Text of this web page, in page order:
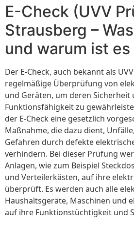
E-Check (UVV
Strausberg –
und warum ist
Der E-Check, auch bekannt als
regelmäßige Überprüfung von
und Geräten, um deren Sicherheit
Funktionsfähigkeit zu
der E-Check eine gesetzlich
Maßnahme, die dazu dient,
Gefahren durch defekte
verhindern. Bei dieser Prüfung
Anlagen, wie zum Beispiel
und Verteilerkästen, auf ihre
überprüft. Es werden auch alle
Haushaltsgeräte, Maschinen und
auf ihre Funktionstüchtigkeit und